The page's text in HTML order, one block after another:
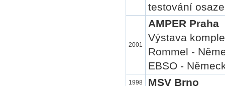
testování
2001
AMPER Praha
Výstava
Rommel -
EBSO -
1998 MSV Brno